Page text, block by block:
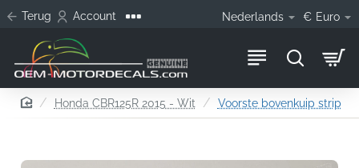
Terug Account Nederlands € Euro
homeHonda CBR125R 2015 - Wit Voorste bovenkuip strip